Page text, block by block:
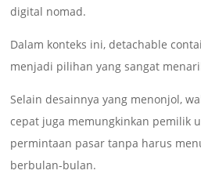
digital nomad.
Dalam konteks ini, detachable
menjadi pilihan yang sangat
Selain desainnya yang menonjol,
cepat juga memungkinkan pemilik
permintaan pasar tanpa harus
berbulan-bulan.